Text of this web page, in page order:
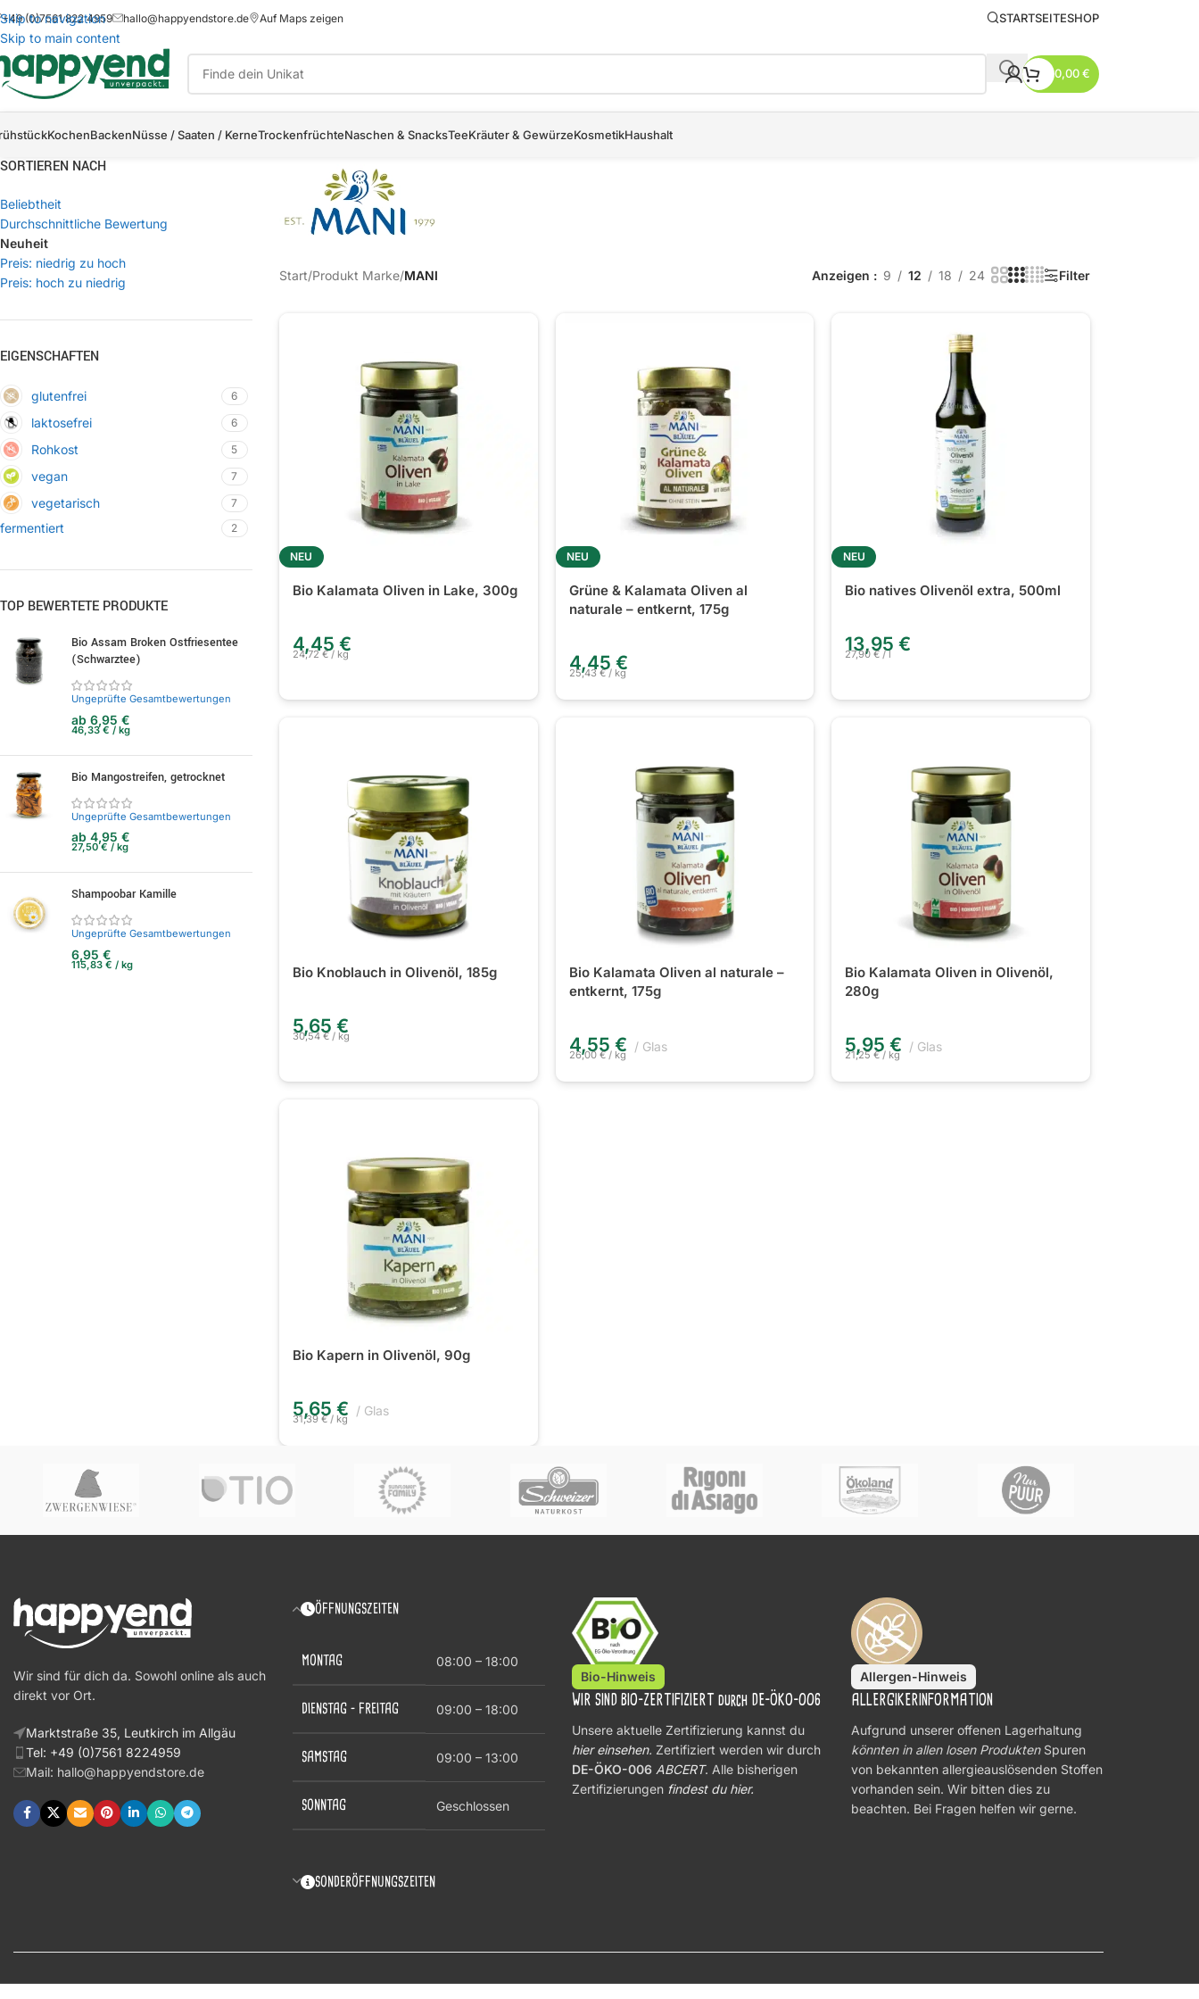
Skip to navigation
Skip to main content
+49 (0)7561 822 4959 hallo@happyendstore.de Auf Maps zeigen STARTSEITESHOP
0,00€
KochenBackenNüsse / Saaten / KerneTrockenfrüchteNaschen & SnacksTeeKräuter & GewürzeKosmetikHaushalt
SORTIEREN NACH
Beliebtheit
Durchschnittliche Bewertung
Neuheit
Preis: niedrig zu hoch
Preis: hoch zu niedrig
EIGENSCHAFTEN
glutenfrei 6
laktosefrei 6
Rohkost 5
vegan 7
vegetarisch 7
fermentiert 2
TOP BEWERTETE PRODUKTE
Bio Assam Broken Ostfriesentee
(Schwarztee)
Ungeprüfte Gesamtbewertungen
ab 6,95 €
46,33€ / kg
Bio Mangostreifen, getrocknet
Ungeprüfte Gesamtbewertungen
ab 4,95 €
27,50€ / kg
Shampoobar Kamille
Ungeprüfte Gesamtbewertungen
6,95 €
115,83 € / kg
Start/Produkt Marke/MANI Anzeigen 9 12 18 24 Filter
NEU
Bio Kalamata Oliven in Lake, 300g
4,45 €
24,72€/ kg
NEU
Grüne & Kalamata Oliven al
naturale – entkernt, 175g
4,45 €
25,43 €/ kg
NEU
Bio natives Olivenöl extra, 500ml
13,95€
27,90€/l
Bio Knoblauch in Olivenöl, 185g
5,65€
30,54 €/ kg
Bio Kalamata Oliven al naturale –
entkernt, 175g
4,55€ Glas
26,00 €/ kg
Bio Kalamata Oliven in Olivenöl,
280g
5,95€ Glas
21,25€/ kg
Bio Kapern in Olivenöl, 90g
5,65€ Glas
31,39 €/ kg
Wir sind für dich da. Sowohl online als auch
direkt vor Ort.
Marktstraße 35, Leutkirch im Allgäu
Tel: +49 (0)7561 8224959
Mail: hallo@happyendstore.de
ÖFFNUNGSZEITEN
MONTAG 08:00 – 18:00
DIENSTAG – FREITAG 09:00 – 18:00
SAMSTAG 09:00 – 13:00
SONNTAG Geschlossen
SONDERÖFFNUNGSZEITEN
Bio-Hinweis
WIR SIND BIO-ZERTIFIZIERT durch DE-ÖKO-006
Unsere aktuelle Zertifizierung kannst du
hier einsehen. Zertifiziert werden wir durch
DE-ÖKO-006 ABCERT. Alle bisherigen
Zertifizierungen findest du hier.
Allergen-Hinweis
ALLERGIKERINFORMATION
Aufgrund unserer offenen Lagerhaltung
könnten in allen losen ProduktenSpuren
von bekannten allergieauslösenden Stoffen
vorhanden sein. Wir bitten dies zu
beachten. Bei Fragen helfen wir gerne.